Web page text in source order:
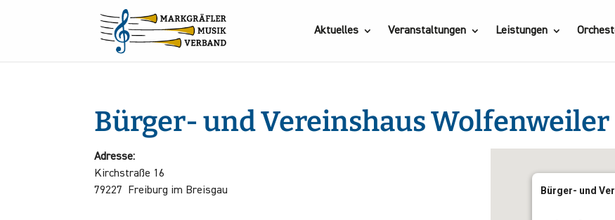
Aktuelles Veranstaltungen Leistungen
Bürger- und Vereinshaus Wolfenweiler
Bürger- und
Adresse:
Kirchstraße 16
79227 Freiburg im Breisgau